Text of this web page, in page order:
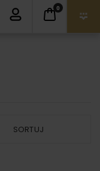
0
SORTUJ